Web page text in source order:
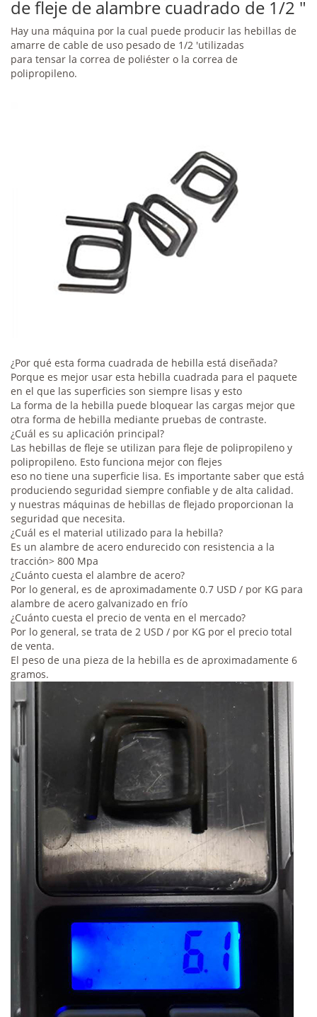
de fleje de alambre cuadrado de 1/2 "
Hay una máquina por la cual puede producir las hebillas de
amarre de cable de uso pesado de 1/2 'utilizadas
para tensar la correa de poliéster o la correa de
polipropileno.
¿Por qué esta forma cuadrada de hebilla está diseñada?
Porque es mejor usar esta hebilla cuadrada para el paquete
en el que las superficies son siempre lisas y esto
La forma de la hebilla puede bloquear las cargas mejor que
otra forma de hebilla mediante pruebas de contraste.
¿Cuál es su aplicación principal?
Las hebillas de fleje se utilizan para fleje de polipropileno y
polipropileno. Esto funciona mejor con flejes
eso no tiene una superficie lisa. Es importante saber que está
produciendo seguridad siempre confiable y de alta calidad.
y nuestras máquinas de hebillas de flejado proporcionan la
seguridad que necesita.
¿Cuál es el material utilizado para la hebilla?
Es un alambre de acero endurecido con resistencia a la
tracción> 800 Mpa
¿Cuánto cuesta el alambre de acero?
Por lo general, es de aproximadamente 0.7 USD / por KG para
alambre de acero galvanizado en frío
¿Cuánto cuesta el precio de venta en el mercado?
Por lo general, se trata de 2 USD / por KG por el precio total
de venta.
El peso de una pieza de la hebilla es de aproximadamente 6
gramos.